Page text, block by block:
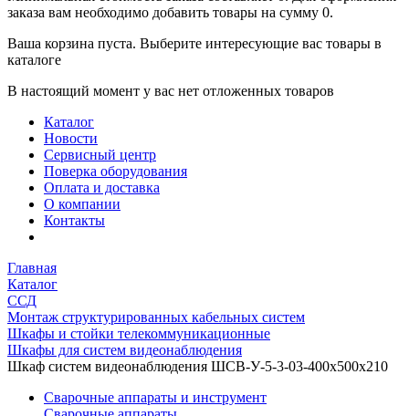
заказа вам необходимо добавить товары на сумму 0.
Ваша корзина пуста. Выберите интересующие вас товары в
каталоге
В настоящий момент у вас нет отложенных товаров
Каталог
Новости
Сервисный центр
Поверка оборудования
Оплата и доставка
О компании
Контакты
Главная
Каталог
ССД
Монтаж структурированных кабельных систем
Шкафы и стойки телекоммуникационные
Шкафы для систем видеонаблюдения
Шкаф систем видеонаблюдения ШСВ-У-5-3-03-400х500х210
Сварочные аппараты и инструмент